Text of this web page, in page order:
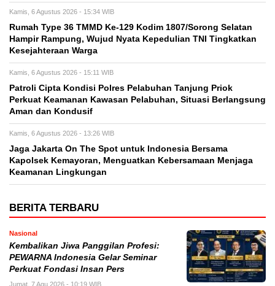
Kamis, 6 Agustus 2026 - 15:34 WIB
Rumah Type 36 TMMD Ke-129 Kodim 1807/Sorong Selatan
Hampir Rampung, Wujud Nyata Kepedulian TNI Tingkatkan
Kesejahteraan Warga
Kamis, 6 Agustus 2026 - 15:11 WIB
Patroli Cipta Kondisi Polres Pelabuhan Tanjung Priok
Perkuat Keamanan Kawasan Pelabuhan, Situasi Berlangsung
Aman dan Kondusif
Kamis, 6 Agustus 2026 - 13:26 WIB
Jaga Jakarta On The Spot untuk Indonesia Bersama
Kapolsek Kemayoran, Menguatkan Kebersamaan Menjaga
Keamanan Lingkungan
BERITA TERBARU
Nasional
Kembalikan Jiwa Panggilan Profesi:
PEWARNA Indonesia Gelar Seminar
Perkuat Fondasi Insan Pers
Jumat, 7 Agu 2026 - 10:19 WIB